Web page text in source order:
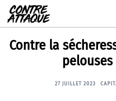
Aller
au
contenu
Contre la
27 JUILLET 2023